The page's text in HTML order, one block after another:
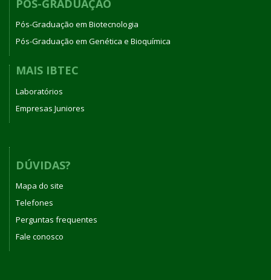
PÓS-GRADUAÇÃO
Pós-Graduação em Biotecnologia
Pós-Graduação em Genética e Bioquímica
MAIS IBTEC
Laboratórios
Empresas Juniores
DÚVIDAS?
Mapa do site
Telefones
Perguntas frequentes
Fale conosco